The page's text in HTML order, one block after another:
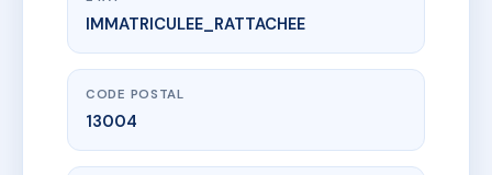
www.vme.plus/AC6446744
SDC 13/15 FRAISSINET
13 bd fraissinet
IMMATRICULEE_RATTACHEE
CODE POSTAL
13004